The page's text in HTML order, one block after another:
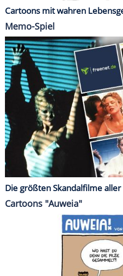
Cartoons mit wahren
Memo-Spiel
Die größten Skandalfilme
Cartoons "Auweia"